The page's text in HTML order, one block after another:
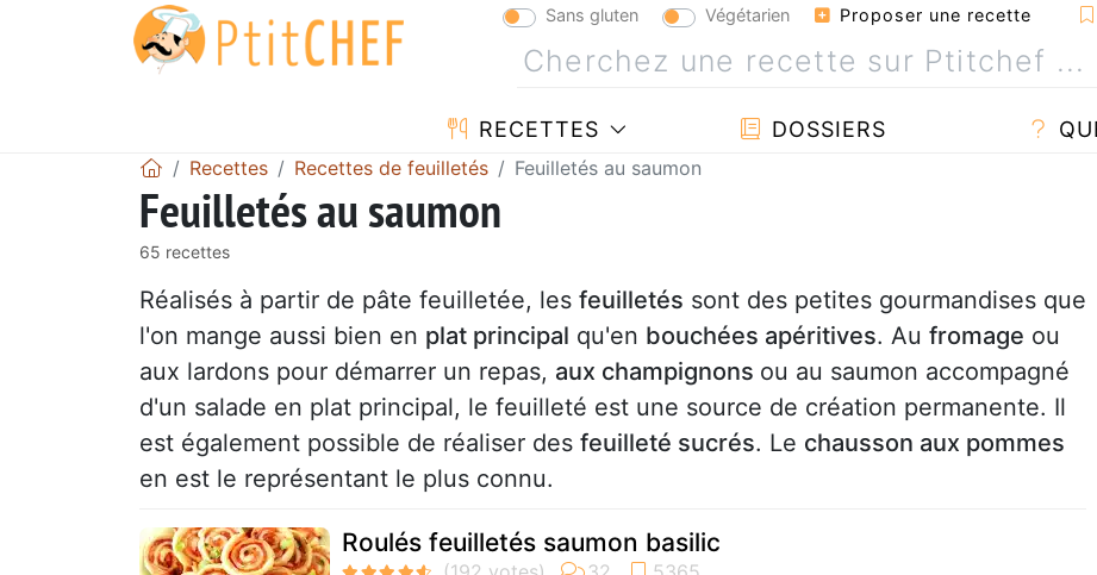
Sans gluten Végétarien Proposer une recette
RECETTES DOSSIERS
Recettes Recettes de feuilletés Feuilletés au saumon
Feuilletés au saumon
65 recettes
Réalisés à partir de pâte feuilletée, les feuilletés sont des petites gourmandises que
l'on mange aussi bien en plat principal qu'en bouchées apéritives. Au fromage ou
aux lardons pour démarrer un repas, aux champignons ou au saumon accompagné
d'un salade en plat principal, le feuilleté est une source de création permanente. Il
est également possible de réaliser des feuilleté sucrés. Le chausson aux pommes
en est le représentant le plus connu.
Roulés feuilletés saumon basilic